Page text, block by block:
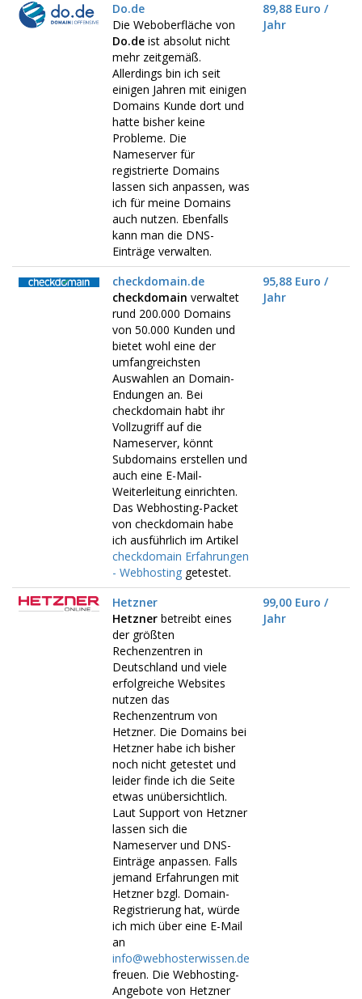
Do.de
Die Weboberfläche von
Do.de ist absolut nicht
mehr zeitgemäß.
Allerdings bin ich seit
einigen Jahren mit einigen
Domains Kunde dort und
hatte bisher keine
Probleme. Die
Nameserver für
registrierte Domains
lassen sich anpassen, was
ich für meine Domains
auch nutzen. Ebenfalls
kann man die DNS-
Einträge verwalten.
89,88 Euro /
Jahr
checkdomain.de
checkdomain verwaltet
rund 200.000 Domains
von 50.000 Kunden und
bietet wohl eine der
umfangreichsten
Auswahlen an Domain-
Endungen an. Bei
checkdomain habt ihr
Vollzugriff auf die
Nameserver, könnt
Subdomains erstellen und
auch eine E-Mail-
Weiterleitung einrichten.
Das Webhosting-Packet
von checkdomain habe
ich ausführlich im Artikel
checkdomain Erfahrungen
- Webhosting getestet.
95,88 Euro /
Jahr
Hetzner
Hetzner betreibt eines
der größten
Rechenzentren in
Deutschland und viele
erfolgreiche Websites
nutzen das
Rechenzentrum von
Hetzner. Die Domains bei
Hetzner habe ich bisher
noch nicht getestet und
leider finde ich die Seite
etwas unübersichtlich.
Laut Support von Hetzner
lassen sich die
Nameserver und DNS-
Einträge anpassen. Falls
jemand Erfahrungen mit
Hetzner bzgl. Domain-
Registrierung hat, würde
ich mich über eine E-Mail
an
info@webhosterwissen.de
freuen. Die Webhosting-
Angebote von Hetzner
99,00 Euro /
Jahr